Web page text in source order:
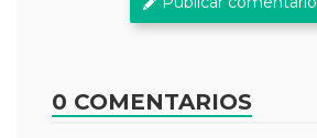
0 COMENTARIOS